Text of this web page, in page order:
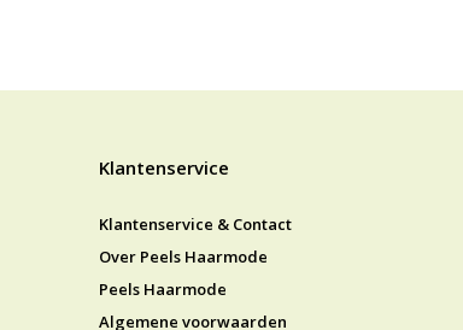
Klantenservice
Klantenservice & Contact
Over Peels Haarmode
Peels Haarmode
Algemene voorwaarden